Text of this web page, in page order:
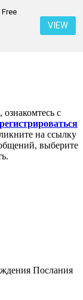
VIEW
с
на ссылку
выберите
Послания